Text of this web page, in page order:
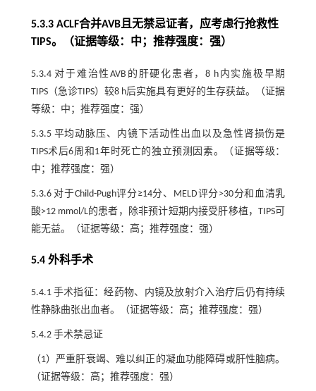
5.3.3 ACLF合并AVB且无禁忌证者，应考虑行抢救性
TIPS。（证据等级：中；推荐强度：强）
5.3.4 对于难治性AVB的肝硬化患者，8 h内实施极早期
TIPS（急诊TIPS）较8 h后实施具有更好的生存获益。（证据
等级：中；推荐强度：强）
5.3.5 平均动脉压、内镜下活动性出血以及急性肾损伤是
TIPS术后6周和1年时死亡的独立预测因素。（证据等级：
中；推荐强度：强）
5.3.6 对于Child-Pugh评分≥14分、MELD评分>30分和血清乳
酸>12 mmol/L的患者，除非预计短期内接受肝移植，TIPS可
能无益。（证据等级：高；推荐强度：强）
5.4 外科手术
5.4.1 手术指征：经药物、内镜及放射介入治疗后仍有持续
性静脉曲张出血者。（证据等级：高；推荐强度：强）
5.4.2 手术禁忌证
（1）严重肝衰竭、难以纠正的凝血功能障碍或肝性脑病。
（证据等级：高；推荐强度：强）